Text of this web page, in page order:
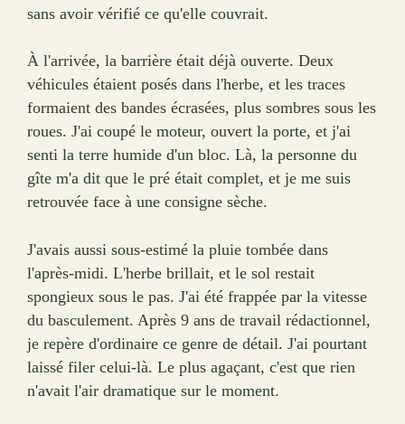
sans avoir vérifié ce qu'elle couvrait.
À l'arrivée, la barrière était déjà ouverte. Deux
véhicules étaient posés dans l'herbe, et les traces
formaient des bandes écrasées, plus sombres sous les
roues. J'ai coupé le moteur, ouvert la porte, et j'ai
senti la terre humide d'un bloc. Là, la personne du
gîte m'a dit que le pré était complet, et je me suis
retrouvée face à une consigne sèche.
J'avais aussi sous-estimé la pluie tombée dans
l'après-midi. L'herbe brillait, et le sol restait
spongieux sous le pas. J'ai été frappée par la vitesse
du basculement. Après 9 ans de travail rédactionnel,
je repère d'ordinaire ce genre de détail. J'ai pourtant
laissé filer celui-là. Le plus agaçant, c'est que rien
n'avait l'air dramatique sur le moment.